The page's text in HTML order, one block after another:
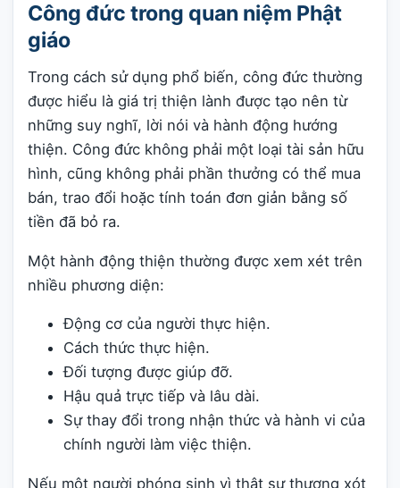
Công đức trong quan niệm Phật
giáo
Trong cách sử dụng phổ biến, công đức thường
được hiểu là giá trị thiện lành được tạo nên từ
những suy nghĩ, lời nói và hành động hướng
thiện. Công đức không phải một loại tài sản hữu
hình, cũng không phải phần thưởng có thể mua
bán, trao đổi hoặc tính toán đơn giản bằng số
tiền đã bỏ ra.
Một hành động thiện thường được xem xét trên
nhiều phương diện:
Động cơ của người thực hiện.
Cách thức thực hiện.
Đối tượng được giúp đỡ.
Hậu quả trực tiếp và lâu dài.
Sự thay đổi trong nhận thức và hành vi của
chính người làm việc thiện.
Nếu một người phóng sinh vì thật sự thương xót